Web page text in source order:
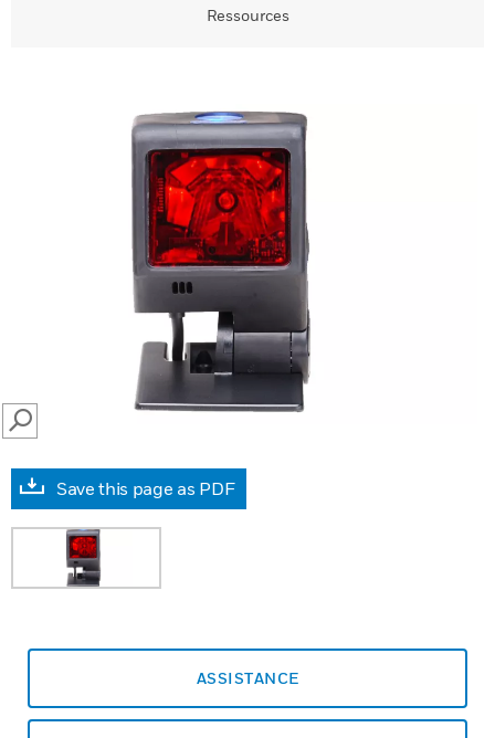
Ressources
SEARCH
Save this page as PDF
ASSISTANCE